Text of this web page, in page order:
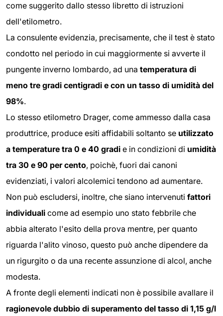
come suggerito dallo stesso libretto di istruzioni
dell'etilometro.
La consulente evidenzia, precisamente, che il test è stato
condotto nel periodo in cui maggiormente si avverte il
pungente inverno lombardo, ad una temperatura di
meno tre gradi centigradi e con un tasso di umidità del
98%.
Lo stesso etilometro Drager, come ammesso dalla casa
produttrice, produce esiti affidabili soltanto se utilizzato
a temperature tra 0 e 40 gradi e in condizioni di umidità
tra 30 e 90 per cento, poichè, fuori dai canoni
evidenziati, i valori alcolemici tendono ad aumentare.
Non può escludersi, inoltre, che siano intervenuti fattori
individuali come ad esempio uno stato febbrile che
abbia alterato l'esito della prova mentre, per quanto
riguarda l'alito vinoso, questo può anche dipendere da
un rigurgito o da una recente assunzione di alcol, anche
modesta.
A fronte degli elementi indicati non è possibile avallare il
ragionevole dubbio di superamento del tasso di 1,15 g/l